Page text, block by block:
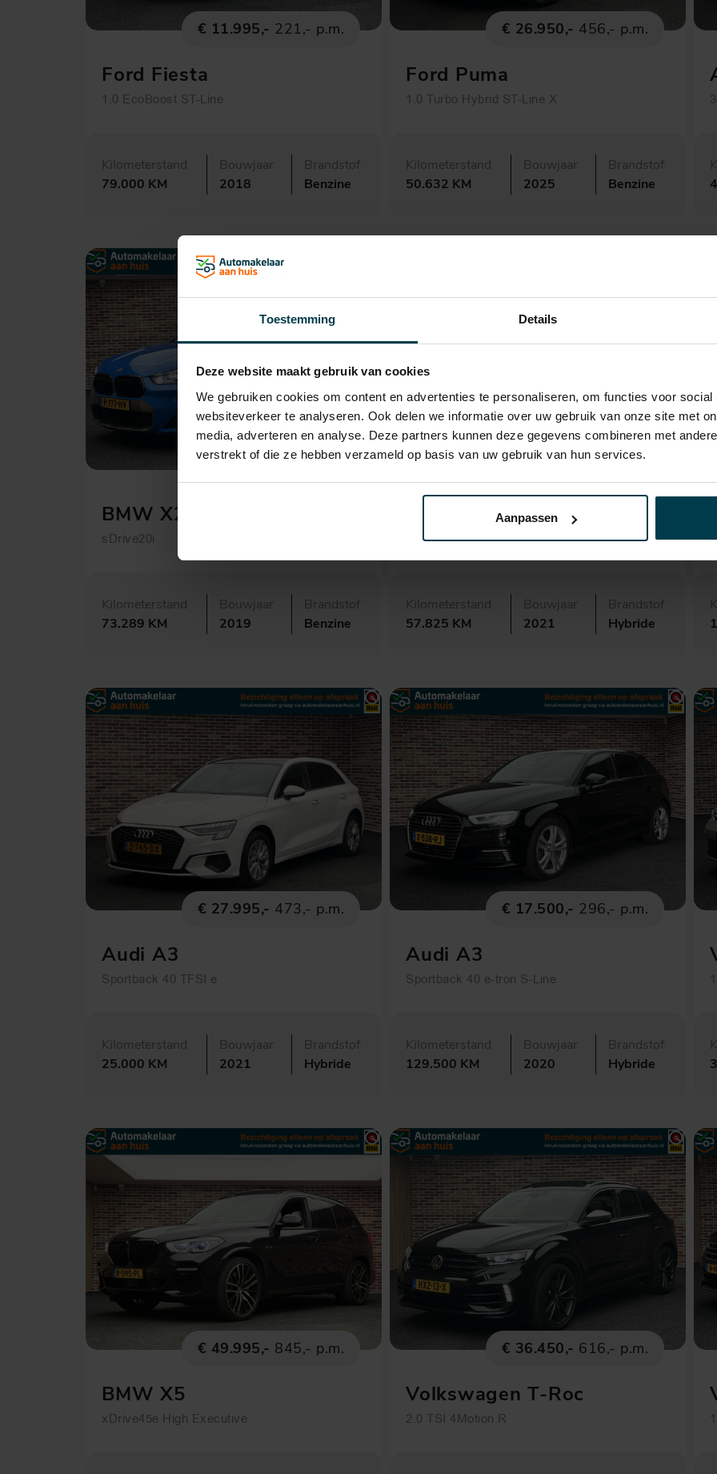
Toestemming Details
Deze website maakt gebruik van cookies
We gebruiken cookies om content en advertenties te personaliseren, om functies voor social
websiteverkeer te analyseren. Ook delen we informatie over uw gebruik van onze site met
media, adverteren en analyse. Deze partners kunnen deze gegevens combineren met
verstrekt of die ze hebben verzameld op basis van uw gebruik van hun services.
Aanpassen
€ 11.995,- 221,- p.m.
Ford Fiesta
1.0 EcoBoost ST-Line
Kilometerstand
79.000 KM
Bouwjaar
2018
Brandstof
Benzine
€ 26.950,- 456,- p.m.
Ford Puma
1.0 Turbo Hybrid ST-Line X
Kilometerstand
50.632 KM
Bouwjaar
2025
Brandstof
Benzine
BMW X2
sDrive20i
Kilometerstand
73.289 KM
Bouwjaar
2019
Brandstof
Benzine
Ford Kuga
2.5 PHEV ST-Line X
Kilometerstand
57.825 KM
Bouwjaar
2021
Brandstof
Hybride
€ 27.995,- 473,- p.m.
Audi A3
Sportback 40 TFSI e
Kilometerstand
25.000 KM
Bouwjaar
2021
Brandstof
Hybride
€ 17.500,- 296,- p.m.
Audi A3
Sportback 40 e-tron S-Line
Kilometerstand
129.500 KM
Bouwjaar
2020
Brandstof
Hybride
€ 49.995,- 845,- p.m.
BMW X5
xDrive45e High Executive
€ 36.450,- 616,- p.m.
Volkswagen T-Roc
2.0 TSI 4Motion R